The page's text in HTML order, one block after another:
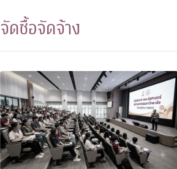
จัดซื้อจัดจ้าง